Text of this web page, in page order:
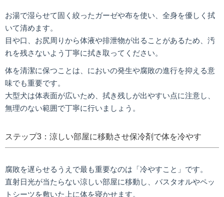
お湯で湿らせて固く絞ったガーゼや布を使い、全身を優しく拭
いて清めます。
目や口、お尻周りから体液や排泄物が出ることがあるため、汚
れを残さないよう丁寧に拭き取ってください。
体を清潔に保つことは、においの発生や腐敗の進行を抑える意
味でも重要です。
大型犬は体表面が広いため、拭き残しが出やすい点に注意し、
無理のない範囲で丁寧に行いましょう。
ステップ3：涼しい部屋に移動させ保冷剤で体を冷やす
腐敗を遅らせるうえで最も重要なのは「冷やすこと」です。
直射日光が当たらない涼しい部屋に移動し、バスタオルやペッ
トシーツを敷いた上に体を寝かせます。